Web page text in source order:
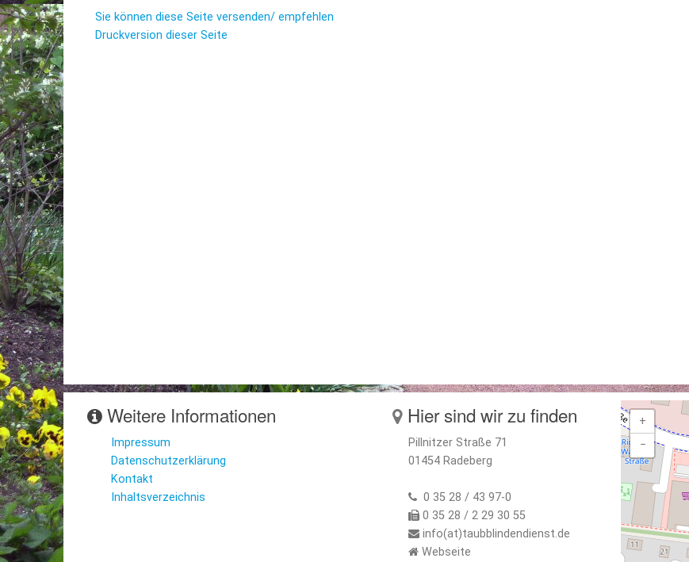
Sie können diese Seite versenden/ empfehlen
Druckversion dieser Seite
Weitere Informationen
Impressum
Datenschutzerklärung
Kontakt
Inhaltsverzeichnis
Hier sind wir zu finden
Pillnitzer Straße 71
01454 Radeberg
0 35 28 / 43 97-0
0 35 28 / 2 29 30 55
info(at)taubblindendienst.de
Webseite
+
−